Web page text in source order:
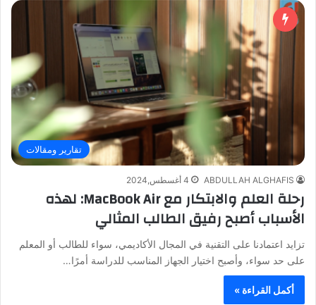
تقارير ومقالات
ABDULLAH ALGHAFIS 4 أغسطس,2024
رحلة العلم والابتكار مع MacBook Air: لهذه
الأسباب أصبح رفيق الطالب المثالي
تزايد اعتمادنا على التقنية في المجال الأكاديمي، سواء للطالب أو المعلم
على حد سواء، وأصبح اختيار الجهاز المناسب للدراسة أمرًا…
أكمل القراءة »